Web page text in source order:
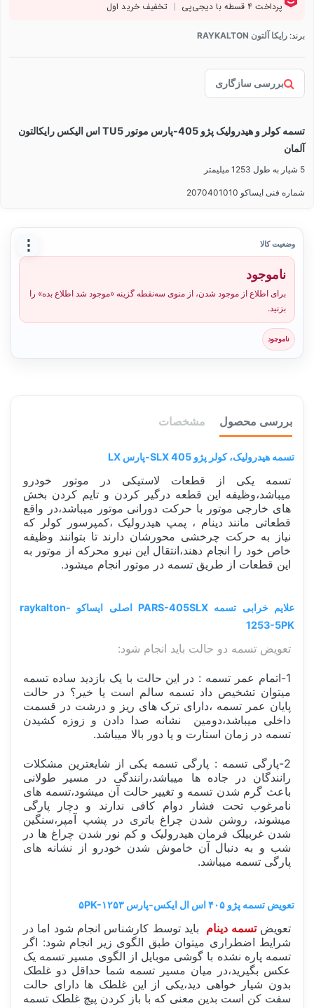
برند: رایکا آلتون RAYKALTON
بررسی سازگاری
تسمه کولر و هیدرولیک پژو 405-پارس موتور TU5 اس الیکس رایکالتون
آلمان
5 شیار به طول 1253 میلیمتر
شماره فنی ایساکو 2070401010
⋮ وضعیت کالا
ناموجود
برای اطلاع از موجود شدن، از منوی سه‌نقطه گزینه «موجود شد اطلاع بده» را
بزنید.
ناموجود
بررسی محصول مشخصات
تسمه هیدرولیک، کولر پژو 405 SLX-پارس LX
تسمه یکی از قطعات لاستیکی در موتور خودرو
میباشد،وظیفه این قطعه درگیر کردن و تایم کردن بخش
های خارجی موتور با حرکت دورانی موتور میباشد،در واقع
قطعاتی مانند دینام ، پمپ هیدرولیک ،کمپرسور کولر که
نیاز به حرکت چرخشی محورشان دارند تا بتوانند وظیفه
خاص خود را انجام دهند،انتقال این نیرو محرکه از موتور به
این قطعات از طریق تسمه در موتور انجام میشود.
علایم خرابی تسمه PARS-405SLX اصلی ایساکو raykalton-
1253-5PK
تعویض تسمه دو حالت باید انجام شود:
1-اتمام عمر تسمه : در این حالت با یک بازدید ساده تسمه
میتوان تشخیص داد تسمه سالم است یا خیر؟ در حالت
پایان عمر تسمه ،دارای ترک های ریز و درشت در قسمت
داخلی میباشد،دومین نشانه صدا دادن و زوزه کشیدن
تسمه در زمان استارت و یا دور بالا میباشد.
2-پارگی تسمه : پارگی تسمه یکی از شایعترین مشکلات
رانندگان در جاده ها میباشد،رانندگی در مسیر طولانی
باعث گرم شدن تسمه و تغییر حالت آن میشود،تسمه های
نامرغوب تحت فشار دوام کافی ندارند و دچار پارگی
میشوند، روشن شدن چراغ باتری در پشپ آمپر،سنگین
شدن غربیلک فرمان هیدرولیک و کم نور شدن چراغ ها در
شب و به دنبال آن خاموش شدن خودرو از نشانه های
پارگی تسمه میباشد.
تعویض تسمه پژو ۴۰۵ اس ال ایکس-پارس ۵PK-۱۲۵۳
تعویضتسمه دینام باید توسط کارشناس انجام شود اما در
شرایط اضطراری میتوان طبق الگوی زیر انجام شود: اگر
تسمه پاره نشده با گوشی موبایل از الگوی مسیر تسمه یک
عکس بگیرید،در میان مسیر تسمه شما حداقل دو غلطک
بدون شیار خواهی دید،یکی از این غلطک ها دارای حالت
سفت کن است بدین معنی که با باز کردن پیچ غلطک تسمه